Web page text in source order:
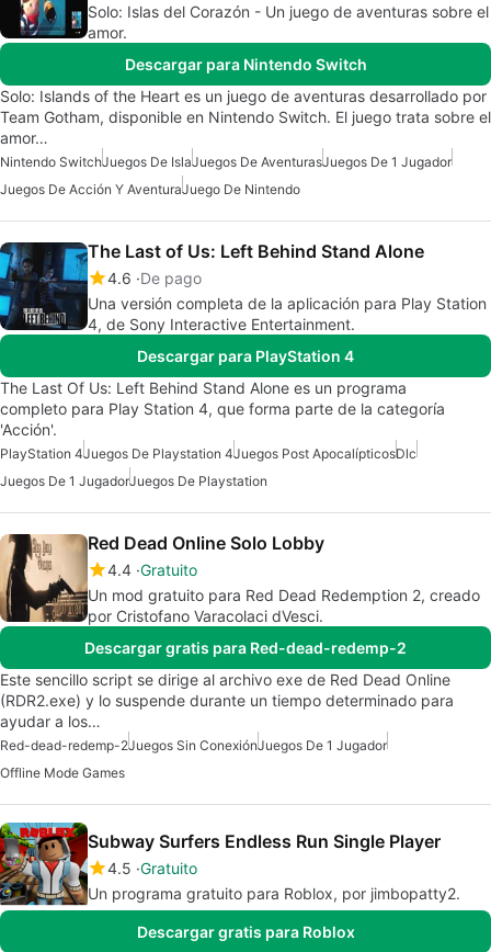
Solo: Islas del Corazón - Un juego de aventuras sobre el
amor.
Descargar para Nintendo Switch
Solo: Islands of the Heart es un juego de aventuras desarrollado por
Team Gotham, disponible en Nintendo Switch. El juego trata sobre el
amor…
Nintendo SwitchJuegos De IslaJuegos De AventurasJuegos De 1 Jugador
Juegos De Acción Y AventuraJuego De Nintendo
The Last of Us: Left Behind Stand Alone
4.6 De pago
Una versión completa de la aplicación para Play Station
4, de Sony Interactive Entertainment.
Descargar para PlayStation 4
The Last Of Us: Left Behind Stand Alone es un programa
completo para Play Station 4, que forma parte de la categoría
'Acción'.
PlayStation 4Juegos De Playstation 4Juegos Post ApocalípticosDlc
Juegos De 1 JugadorJuegos De Playstation
Red Dead Online Solo Lobby
4.4 Gratuito
Un mod gratuito para Red Dead Redemption 2, creado
por Cristofano Varacolaci dVesci.
Descargar gratis para Red-dead-redemp-2
Este sencillo script se dirige al archivo exe de Red Dead Online
(RDR2.exe) y lo suspende durante un tiempo determinado para
ayudar a los…
Red-dead-redemp-2Juegos Sin ConexiónJuegos De 1 Jugador
Offline Mode Games
Subway Surfers Endless Run Single Player
4.5 Gratuito
Un programa gratuito para Roblox, por jimbopatty2.
Descargar gratis para Roblox